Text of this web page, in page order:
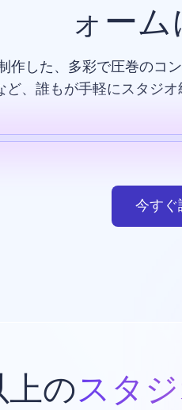
ォー
作した、多彩で圧巻のコ
ど、誰もが手軽にスタジ
今すぐ
のスタ